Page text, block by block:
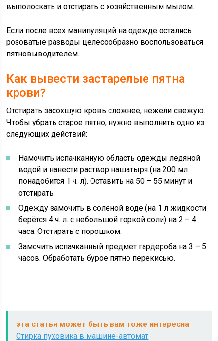
выполоскать и отстирать с хозяйственным мылом.
Если после всех манипуляций на одежде остались
розоватые разводы целесообразно воспользоваться
пятновыводителем.
Как вывести застарелые пятна
крови?
Отстирать засохшую кровь сложнее, нежели свежую.
Чтобы убрать старое пятно, нужно выполнить одно из
следующих действий:
Намочить испачканную область одежды ледяной
водой и нанести раствор нашатыря (на 200 мл
понадобится 1 ч. л). Оставить на 50 – 55 минут и
отстирать.
Одежду замочить в солёной воде (на 1 л жидкости
берётся 4 ч. л. с небольшой горкой соли) на 2 – 4
часа. Отстирать с порошком.
Замочить испачканный предмет гардероба на 3 – 5
часов. Обработать бурое пятно перекисью.
эта статья может быть вам тоже интересна
Стирка пуховика в машине-автомат